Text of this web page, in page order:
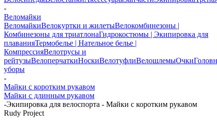
-
Веломайки
ВеломайкиВелокуртки и жилетыВелокомбинезоны |
Комбинезоны для триатлонаГидрокостюмы | Экипировка для
плаванияТермобелье | Нательное белье |
КомпрессияВелотрусы и
рейтузыВелоперчаткиНоскиВелотуфлиВелошлемыОчки
уборы
-
Майки с коротким рукавом
Майки с длинным рукавом
-Экипировка для велоспорта - Майки с коротким рукавом
Rudy Project